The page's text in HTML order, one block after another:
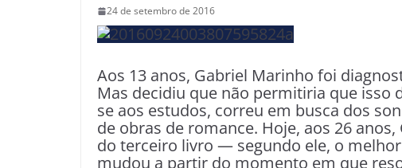
24 de setembro de 2016
Aos 13 anos, Gabriel Marinho foi
Mas decidiu que não permitiria que isso
se aos estudos, correu em busca dos
de obras de romance. Hoje, aos 26
do terceiro livro — segundo ele, o
mudou a partir do momento em que